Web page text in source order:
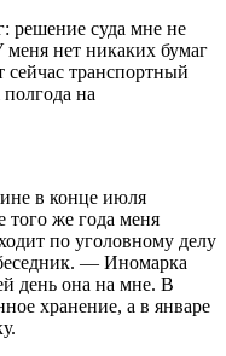
решение суда мне не
меня нет никаких бумаг
транспортный
на
в конце июля
того же года меня
по уголовному делу
— Иномарка
день она на мне. В
хранение, а в январе